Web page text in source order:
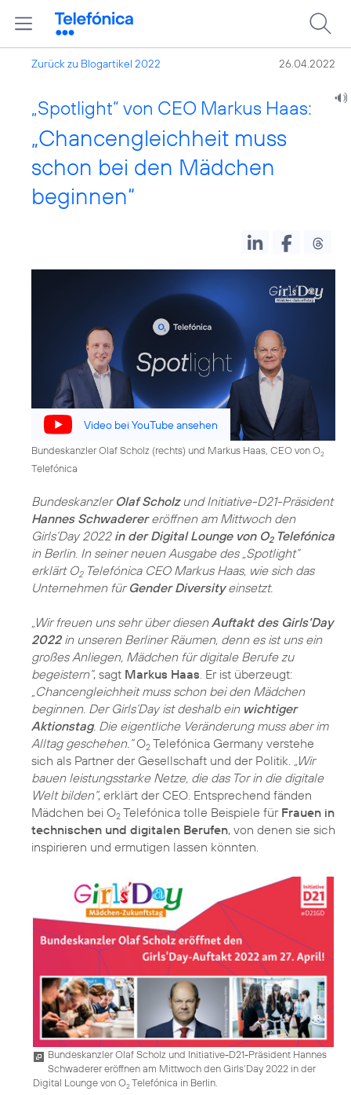
Zurück zu Blogartikel 2022 26.04.2022
„Spotlight“ von CEO Markus Haas:
„Chancengleichheit muss
schon bei den Mädchen
beginnen“
Video bei YouTube ansehen
Bundeskanzler Olaf Scholz (rechts) und Markus Haas, CEO von O2
Telefónica
Bundeskanzler Olaf Scholzund Initiative-D21-Präsident
Hannes Schwaderereröffnen am Mittwoch den
Girls‘Day 2022 in der Digital Lounge von O2Telefónica
in Berlin. In seiner neuen Ausgabe des „Spotlight“
erklärt O2Telefónica CEO Markus Haas, wie sich das
Unternehmen für Gender Diversityeinsetzt.
„Wir freuen uns sehr über diesenAuftakt des Girls‘Day
2022in unseren Berliner Räumen, denn es ist uns ein
großes Anliegen, Mädchen für digitale Berufe zu
begeistern“, sagt Markus Haas. Er ist überzeugt:
„Chancengleichheit muss schon bei den Mädchen
beginnen. Der Girls‘Day ist deshalb ein wichtiger
Aktionstag. Die eigentliche Veränderung muss aber im
Alltag geschehen.“O2 Telefónica Germany verstehe
sich als Partner der Gesellschaft und der Politik. „Wir
bauen leistungsstarke Netze, die das Tor in die digitale
Welt bilden“, erklärt der CEO. Entsprechend fänden
Mädchen bei O2 Telefónica tolle Beispiele für Frauen in
technischen und digitalen Berufen, von denen sie sich
inspirieren und ermutigen lassen könnten.
Bundeskanzler Olaf Scholz und Initiative-D21-Präsident Hannes
Schwaderer eröffnen am Mittwoch den Girls‘Day 2022 in der
Digital Lounge von O2Telefónica in Berlin.